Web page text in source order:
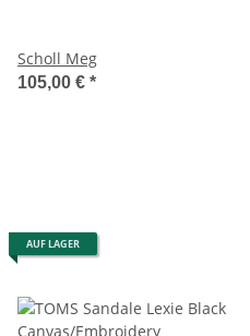
Scholl Meg
105,00 € *
AUF LAGER